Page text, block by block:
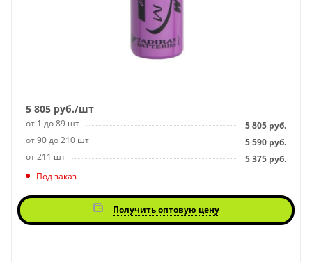
5 805 руб./шт
от 1 до 89 шт 5 805 руб.
от 90 до 210 шт
5 590 руб.
от 211 шт
5 375 руб.
Под заказ
Получить оптовую цену